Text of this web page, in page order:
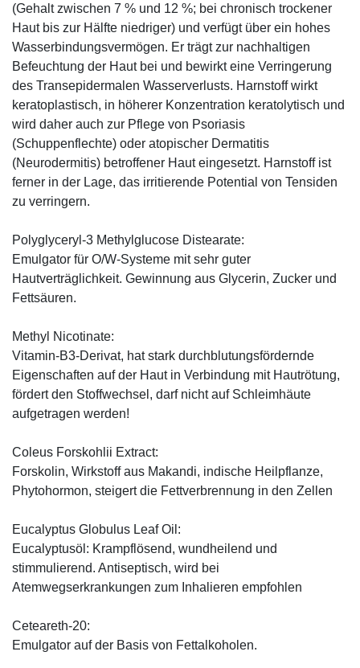
(Gehalt zwischen 7 % und 12 %; bei chronisch trockener
Haut bis zur Hälfte niedriger) und verfügt über ein hohes
Wasserbindungsvermögen. Er trägt zur nachhaltigen
Befeuchtung der Haut bei und bewirkt eine Verringerung
des Transepidermalen Wasserverlusts. Harnstoff wirkt
keratoplastisch, in höherer Konzentration keratolytisch und
wird daher auch zur Pflege von Psoriasis
(Schuppenflechte) oder atopischer Dermatitis
(Neurodermitis) betroffener Haut eingesetzt. Harnstoff ist
ferner in der Lage, das irritierende Potential von Tensiden
zu verringern.
Polyglyceryl-3 Methylglucose Distearate:
Emulgator für O/W-Systeme mit sehr guter
Hautverträglichkeit. Gewinnung aus Glycerin, Zucker und
Fettsäuren.
Methyl Nicotinate:
Vitamin-B3-Derivat, hat stark durchblutungsfördernde
Eigenschaften auf der Haut in Verbindung mit Hautrötung,
fördert den Stoffwechsel, darf nicht auf Schleimhäute
aufgetragen werden!
Coleus Forskohlii Extract:
Forskolin, Wirkstoff aus Makandi, indische Heilpflanze,
Phytohormon, steigert die Fettverbrennung in den Zellen
Eucalyptus Globulus Leaf Oil:
Eucalyptusöl: Krampflösend, wundheilend und
stimmulierend. Antiseptisch, wird bei
Atemwegserkrankungen zum Inhalieren empfohlen
Ceteareth-20:
Emulgator auf der Basis von Fettalkoholen.